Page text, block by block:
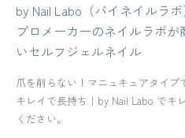
by Nail Labo（バイネイルラボ
プロメーカーのネイルラボ
いセルフジェルネイル
爪を削らない！マニュキュアタイプ
キレイで長持ち｜by Nail Labo でキ
ください。